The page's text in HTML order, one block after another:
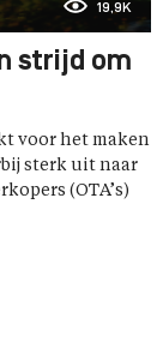
19,9K
strijd om
voor het maken
sterk uit naar
(OTA’s)